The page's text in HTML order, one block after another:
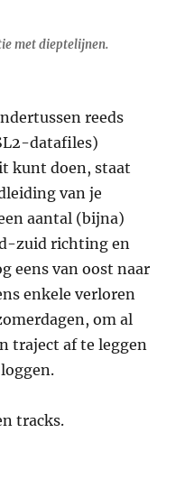
met dieptelijnen.
reeds
datafiles)
kunt doen, staat
van je
aantal (bijna)
zuid richting en
eens van oost naar
enkele verloren
om al
traject af te leggen